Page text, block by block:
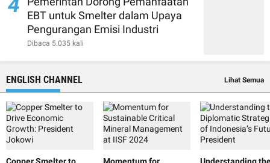
4
EBT untuk Smelter dalam Upaya
Pengurangan Emisi Industri
Dibaca 5.035 kali
ENGLISH CHANNEL Lihat Semua